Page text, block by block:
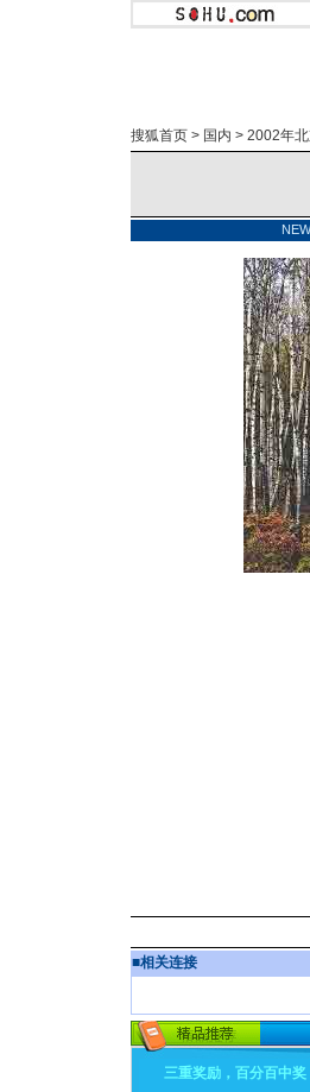
搜狐首页 > 国内 > 2002年
■相关连接
三重奖励，百分百中奖